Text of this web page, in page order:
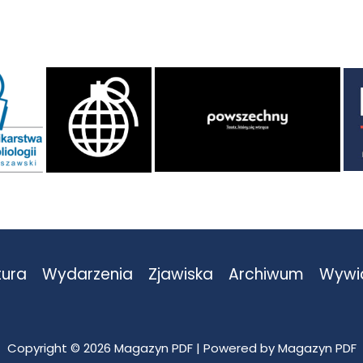
Wydarzenia Zjawiska Archiwum
Copyright © 2026 Magazyn PDF | Powered by Magazyn PDF